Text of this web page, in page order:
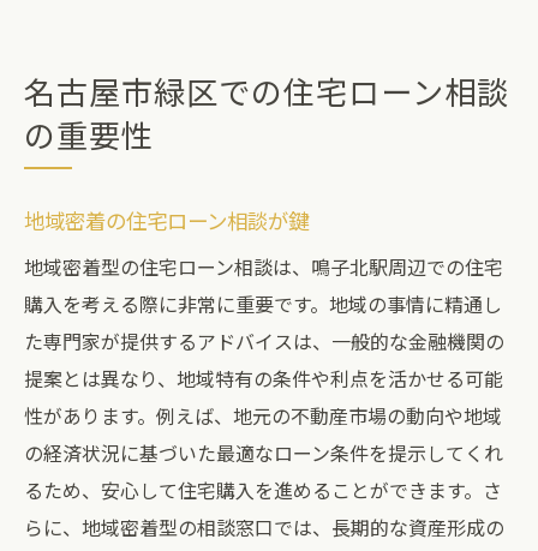
名古屋市緑区での住宅ローン相談
の重要性
地域密着の住宅ローン相談が鍵
地域密着型の住宅ローン相談は、鳴子北駅周辺での住宅
購入を考える際に非常に重要です。地域の事情に精通し
た専門家が提供するアドバイスは、一般的な金融機関の
提案とは異なり、地域特有の条件や利点を活かせる可能
性があります。例えば、地元の不動産市場の動向や地域
の経済状況に基づいた最適なローン条件を提示してくれ
るため、安心して住宅購入を進めることができます。さ
らに、地域密着型の相談窓口では、長期的な資産形成の